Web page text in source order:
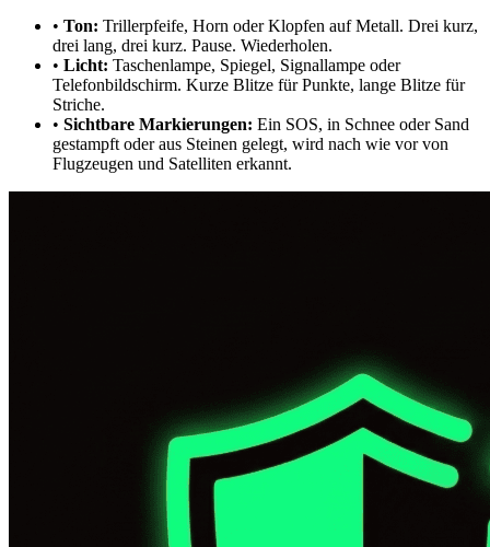
• Ton: Trillerpfeife, Horn oder Klopfen auf Metall. Drei kurz,
drei lang, drei kurz. Pause. Wiederholen.
• Licht: Taschenlampe, Spiegel, Signallampe oder
Telefonbildschirm. Kurze Blitze für Punkte, lange Blitze für
Striche.
• Sichtbare Markierungen: Ein SOS, in Schnee oder Sand
gestampft oder aus Steinen gelegt, wird nach wie vor von
Flugzeugen und Satelliten erkannt.